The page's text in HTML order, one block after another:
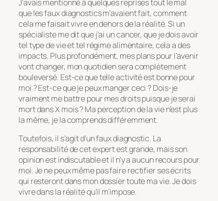
J’avais mentionné à quelques reprises tout le mal
que les faux diagnostics m’avaient fait, comment
cela me faisait vivre en dehors de la réalité. Si un
spécialiste me dit que j’ai un cancer, que je dois avoir
tel type de vie et tel régime alimentaire, cela a des
impacts. Plus profondément, mes plans pour l’avenir
vont changer, mon quotidien sera complètement
bouleversé. Est-ce que telle activité est bonne pour
moi ? Est-ce que je peux manger ceci ? Dois-je
vraiment me battre pour mes droits puisque je serai
mort dans X mois ? Ma perception de la vie n’est plus
la même, je la comprends différemment.
Toutefois, il s’agit d’un faux diagnostic. La
responsabilité de cet expert est grande, mais son
opinion est indiscutable et il n’y a aucun recours pour
moi. Je ne peux même pas faire rectifier ses écrits
qui resteront dans mon dossier toute ma vie. Je dois
vivre dans la réalité qu’il m’impose.